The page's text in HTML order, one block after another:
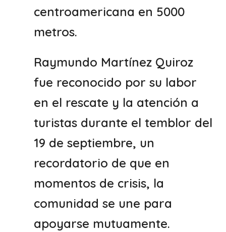
centroamericana en 5000
metros.
Raymundo Martínez Quiroz
fue reconocido por su labor
en el rescate y la atención a
turistas durante el temblor del
19 de septiembre, un
recordatorio de que en
momentos de crisis, la
comunidad se une para
apoyarse mutuamente.